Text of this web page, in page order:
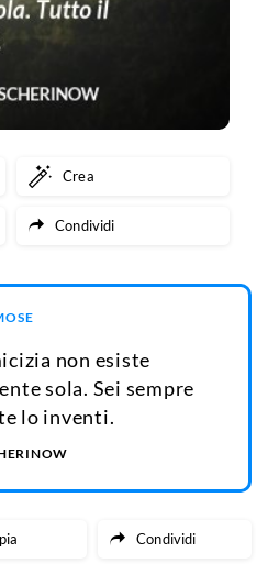
Crea
Condividi
non esiste
sola. Sei sempre
lo inventi.
Condividi